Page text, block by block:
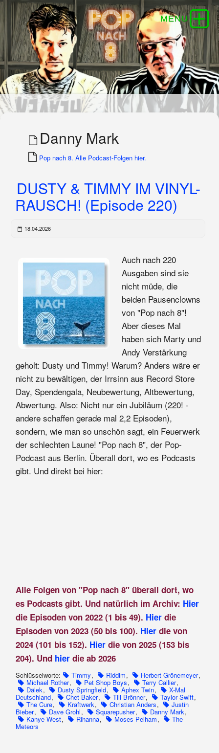
Danny Mark
Pop nach 8. Alle Podcast-Folgen hier.
DUSTY & TIMMY IM VINYL-
RAUSCH! (Episode 220)
18.04.2026
Auch nach 220
Ausgaben sind sie
nicht müde, die
beiden Pausenclowns
von "Pop nach 8"!
Aber dieses Mal
haben sich Marty und
Andy Verstärkung
geholt: Dusty und Timmy! Warum? Anders wäre er
nicht zu bewältigen, der Irrsinn aus Record Store
Day, Spendengala, Neubewertung, Altbewertung,
Abwertung. Also: Nicht nur ein Jubiläum (220! -
andere schaffen gerade mal 2,2 Episoden),
sondern, wie man so unschön sagt, ein Feuerwerk
der schlechten Laune! "Pop nach 8", der Pop-
Podcast aus Berlin. Überall dort, wo es Podcasts
gibt. Und direkt bei hier:
Alle Folgen von "Pop nach 8" überall dort, wo
es Podcasts gibt. Und natürlich im Archiv: Hier
die Episoden von 2022 (1 bis 49). Hierdie
Episoden von 2023 (50 bis 100). Hier die von
2024 (101 bis 152). Hier die von 2025 (153 bis
204). Und hier die ab 2026
Schlüsselworte: Timmy, Riddim, Herbert Grönemeyer,
Michael Rother, Pet Shop Boys, Terry Callier,
Dälek, Dusty Springfield, Aphex Twin, X-Mal
Deutschland, Chet Baker, Till Brönner, Taylor Swift,
The Cure, Kraftwerk, Christian Anders, Justin
Bieber, Dave Grohl, Squarepusher, Danny Mark,
Kanye West, Rihanna, Moses Pelham, The
Meteors